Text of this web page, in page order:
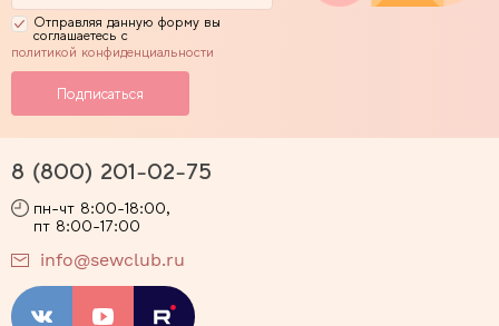
Отправляя данную форму вы
соглашаетесь с
политикой конфиденциальности
8 (800) 201-02-75
пн-чт 8:00-18:00,
пт 8:00-17:00
info@sewclub.ru